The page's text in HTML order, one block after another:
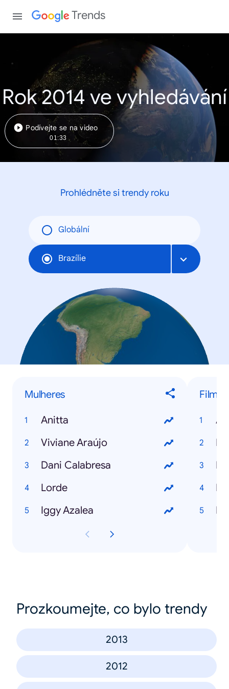
Trends
Rok 2014 ve vyhledávání
Podívejte se na video
01:33
Prohlédněte si trendy roku
Globální
Brazílie
Mulheres
Anitta
Viviane Araújo
Dani Calabresa
Lorde
Iggy Azalea
Filmes
Prozkoumejte, co bylo trendy
2013
2012